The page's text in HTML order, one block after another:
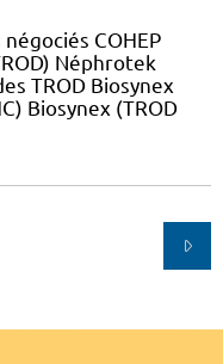
négociés COHEP
Néphrotek
TROD Biosynex
Biosynex (TROD